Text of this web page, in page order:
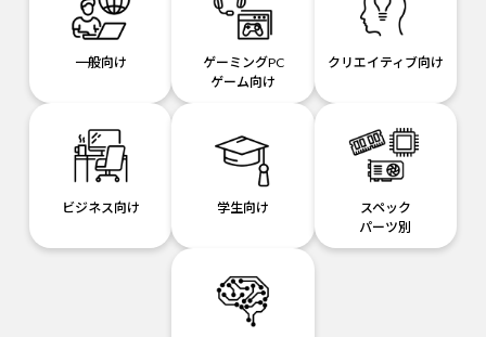
一般向け
ゲーミングPC
ゲーム向け
クリエイティブ向け
ビジネス向け 学生向け
スペック
パーツ別